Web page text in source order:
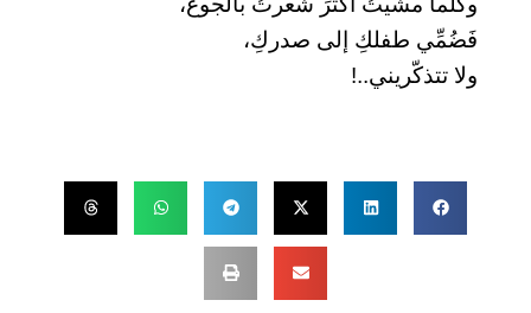
فَضُمِّي طفلكِ إلى صدركِ،
ولا تتذكّريني..!